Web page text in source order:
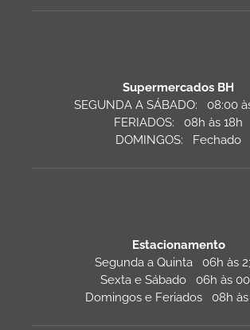
Supermercados BH
SEGUNDA A SÁBADO: 08:00
FERIADOS: 08h às 18h
DOMINGOS: Fechado
Estacionamento
Segunda a Quinta 06h às
Sexta e Sábado 06h às
Domingos e Feriados 08h às